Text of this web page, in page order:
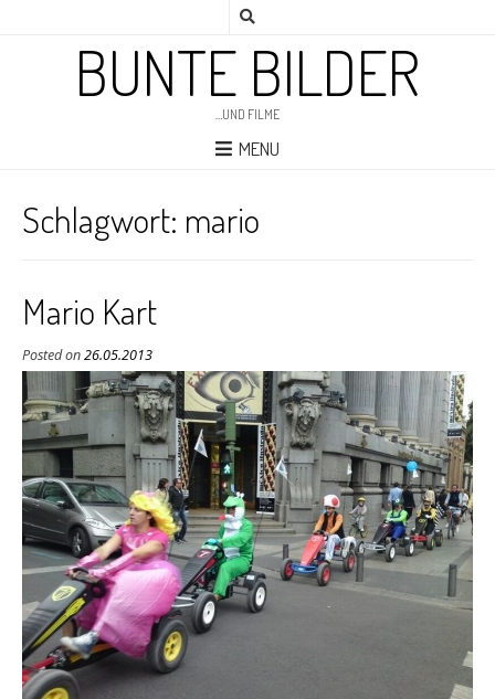
BUNTE BILDER
…UND FILME
MENU
Schlagwort: mario
Mario Kart
Posted on26.05.2013